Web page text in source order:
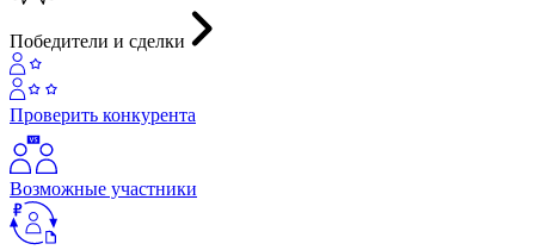
Победители и сделки
Проверить конкурента
Возможные участники